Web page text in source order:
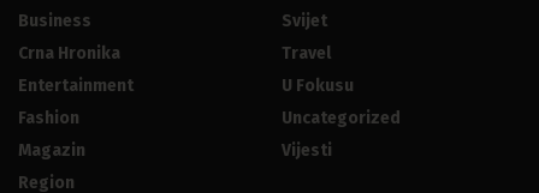
Business
Crna Hronika
Entertainment
Fashion
Magazin
Region
Svijet
Travel
U Fokusu
Uncategorized
Vijesti